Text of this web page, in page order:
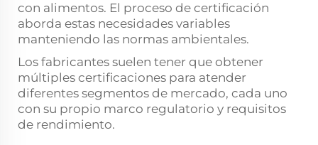
con alimentos. El proceso de certificación
aborda estas necesidades variables
manteniendo las normas ambientales.
Los fabricantes suelen tener que obtener
múltiples certificaciones para atender
diferentes segmentos de mercado, cada uno
con su propio marco regulatorio y requisitos
de rendimiento.